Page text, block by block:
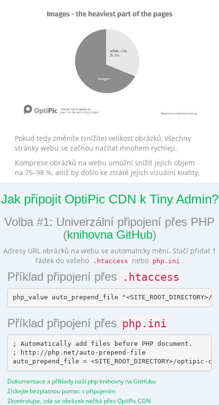
Pokud tedy změníte (snížíte) velikost obrázků, všechny
stránky webu se začnou načítat mnohem rychleji.
Komprese obrázků na webu umožní snížit jejich objem
na 75–98 %, aniž by došlo ke ztrátě jejich vizuální kvality.
Jak připojit OptiPic CDN k Tiny Admin?
Volba #1: Univerzální připojení přes PHP
(knihovna GitHub)
Adresy URL obrázků na webu se automaticky mění. Stačí přidat 1
řádek do vašeho
.htaccess nebo php.ini .
Příklad připojení přes .htaccess
Příklad připojení přes php.ini
; Automatically add files before PHP document.
; http://php.net/auto-prepend-file
Dokumentace a příklady naší php-knihovny na GitHubu
Získejte bezplatnou pomoc s připojením
Zkontrolujte, zda se obrázek načítá přes OptiPic CDN